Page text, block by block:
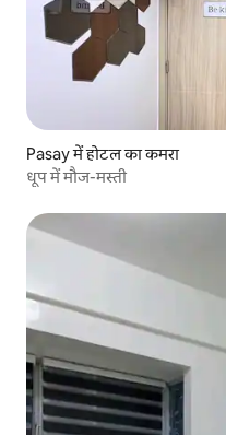
Pasay में होटल का कमरा
धूप में मौज-मस्ती